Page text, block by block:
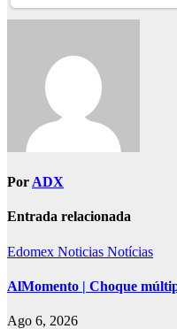
Por ADX
Entrada relacionada
Edomex Noticias Notícias
AlMomento | Choque
Ago 6, 2026